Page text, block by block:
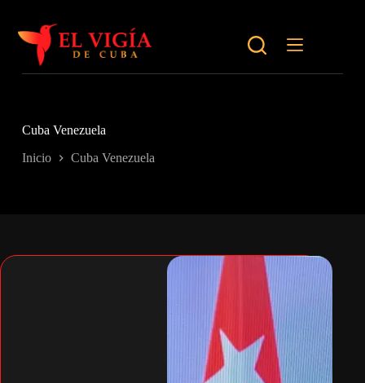
contenido
Cuba Venezuela
Inicio Cuba Venezuela